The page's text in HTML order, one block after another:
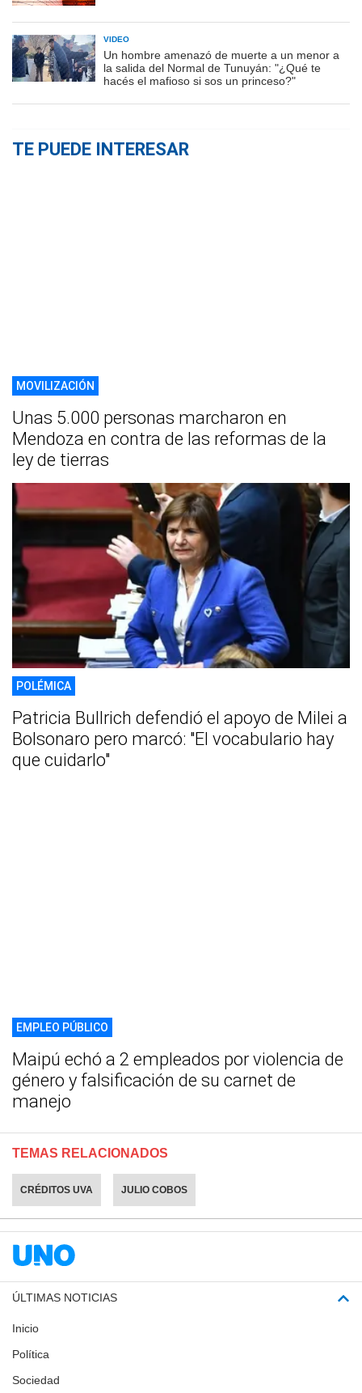
VIDEO
Un hombre amenazó de muerte a un menor a
la salida del Normal de Tunuyán: "¿Qué te
hacés el mafioso si sos un princeso?"
TE PUEDE INTERESAR
MOVILIZACIÓN
Unas 5.000 personas marcharon en
Mendoza en contra de las reformas de la
ley de tierras
POLÉMICA
Patricia Bullrich defendió el apoyo de Milei a
Bolsonaro pero marcó: "El vocabulario hay
que cuidarlo"
EMPLEO PÚBLICO
Maipú echó a 2 empleados por violencia de
género y falsificación de su carnet de
manejo
TEMAS RELACIONADOS
CRÉDITOS UVA JULIO COBOS
ÚLTIMAS NOTICIAS
Inicio
Política
Sociedad